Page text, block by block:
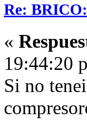
Re:
«
19:44:20
Si no